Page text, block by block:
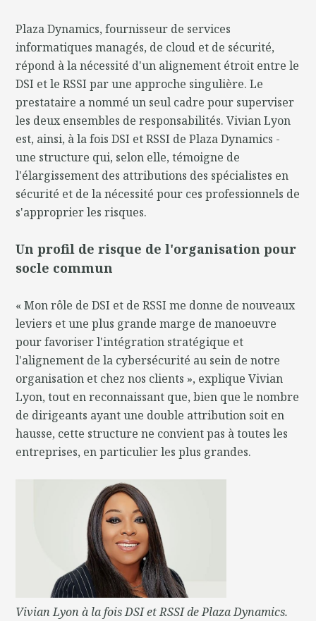
Plaza Dynamics, fournisseur de services
informatiques managés, de cloud et de sécurité,
répond à la nécessité d'un alignement étroit entre le
DSI et le RSSI par une approche singulière. Le
prestataire a nommé un seul cadre pour superviser
les deux ensembles de responsabilités. Vivian Lyon
est, ainsi, à la fois DSI et RSSI de Plaza Dynamics -
une structure qui, selon elle, témoigne de
l'élargissement des attributions des spécialistes en
sécurité et de la nécessité pour ces professionnels de
s'approprier les risques.
Un profil de risque de l'organisation pour
socle commun
« Mon rôle de DSI et de RSSI me donne de nouveaux
leviers et une plus grande marge de manoeuvre
pour favoriser l'intégration stratégique et
l'alignement de la cybersécurité au sein de notre
organisation et chez nos clients », explique Vivian
Lyon, tout en reconnaissant que, bien que le nombre
de dirigeants ayant une double attribution soit en
hausse, cette structure ne convient pas à toutes les
entreprises, en particulier les plus grandes.
Vivian Lyon à la fois DSI et RSSI de Plaza Dynamics.